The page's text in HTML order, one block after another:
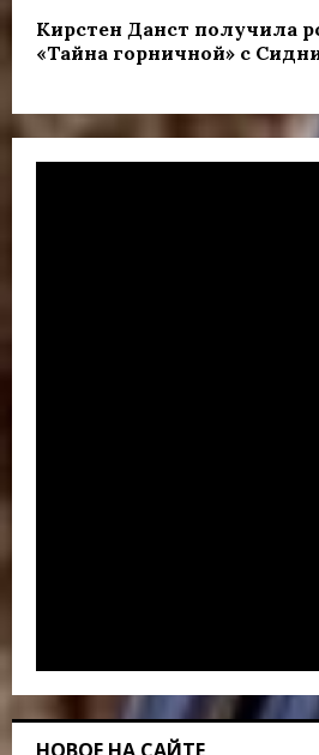
Кирстен Данст получила
«Тайна горничной» с